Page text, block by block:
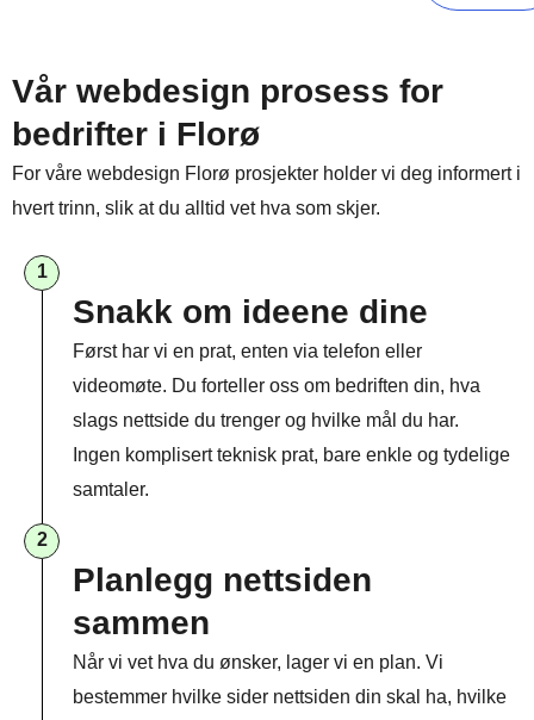
Vår webdesign prosess for
bedrifter i Florø
For våre webdesign Florø prosjekter holder vi deg informert i
hvert trinn, slik at du alltid vet hva som skjer.
1
Snakk om ideene dine
Først har vi en prat, enten via telefon eller
videomøte. Du forteller oss om bedriften din, hva
slags nettside du trenger og hvilke mål du har.
Ingen komplisert teknisk prat, bare enkle og tydelige
samtaler.
2
Planlegg nettsiden
sammen​
Når vi vet hva du ønsker, lager vi en plan. Vi
bestemmer hvilke sider nettsiden din skal ha, hvilke